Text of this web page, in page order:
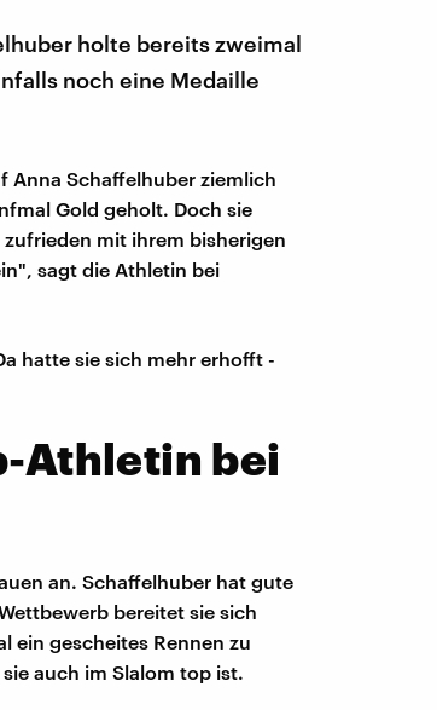
holte bereits zweimal
noch eine Medaille
Anna Schaffelhuber ziemlich
Gold geholt. Doch sie
mit ihrem bisherigen
sagt die Athletin bei
hatte sie sich mehr erhofft -
Athletin bei
an. Schaffelhuber hat gute
bereitet sie sich
ein gescheites Rennen zu
auch im Slalom top ist.